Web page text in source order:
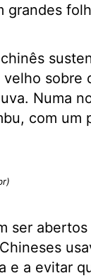
grandes
Numa
com
ser
e a evitar